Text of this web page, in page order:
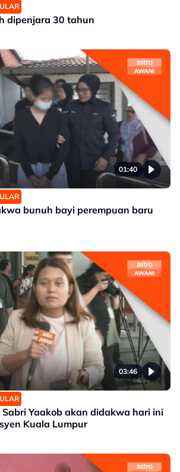
dipenjara 30 tahun
01:40
bunuh bayi perempuan baru
03:46
Sabri Yaakob akan didakwa hari ini
Kuala Lumpur